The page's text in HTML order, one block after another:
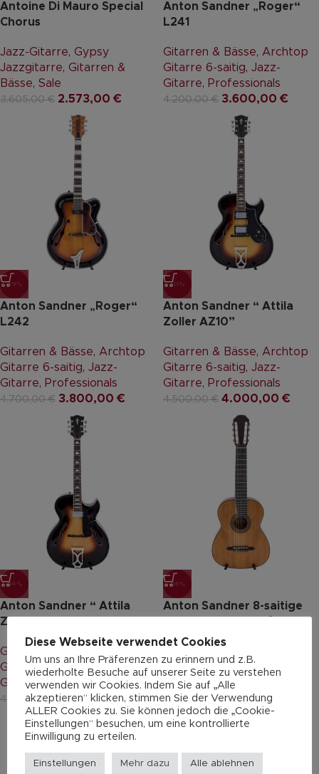
Titus Vollmer
vor 1 Jahr
Feinste deutsche Vintage Jazz-Gitarre
via Internet gekauft. Absolut fairer Preis,
schnelle Kommunikation, zuverlässiger
Versand. Und das Beste: das
Instrument wurde vor dem Verkauf neu
bundiert, ein Schlagbrett angefertigt
und alles sehr aufwändig und exakt
Serie. Lui's
Klasse
kann diesen
Antoine Di Mauro Special
Chorus
Jazz-Gitarre, Gypsy
Jazzgitarre, Gitarren &
Bässe, Sale
3.605,00€ 2.573,00 €
Anton Sandner „Roger“
L241
Gitarren & Bässe, Archtop
Gitarre 6-saitig, Jazz-
Gitarre, Professionals
4.200,00€ 3.600,00 €
-19%
Anton Sandner „Roger“
L242
Gitarren & Bässe, Archtop
Gitarre 6-saitig, Jazz-
Gitarre, Professionals
4.700,00€ 3.800,00 €
-11%
Anton Sandner “ Attila
Zoller AZ10”
Gitarren & Bässe, Archtop
Gitarre 6-saitig, Jazz-
Gitarre, Professionals
4.500,00€ 4.000,00 €
-14%
Anton Sandner “ Attila
Zoller AZ10”
Gitarren & Bässe
Gitarre 6-saitig
Jazz-
Gitarre, Professionals
4.200,00 € 3.600,00€
-18%
Anton Sandner 8-saitige
Konzertgitarre 8-saitig
Professionals
2.882,00 € 2.350,00
Diese Webseite verwendet Cookies
Um uns an Ihre Präferenzen zu erinnern und z.B.
wiederholte Besuche auf unserer Seite zu verstehen
verwenden wir Cookies. Indem Sie auf „Alle
akzeptieren“ klicken, stimmen Sie der Verwendung
ALLER Cookies zu. Sie können jedoch die „Cookie-
Einstellungen“ besuchen, um eine kontrollierte
Einwilligung zu erteilen.
Einstellungen Mehr dazu Alle ablehnen